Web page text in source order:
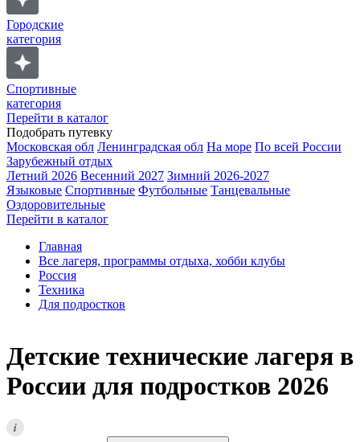
Городские
категория
Спортивные
категория
Перейти в каталог
Подобрать путевку
Московская обл Ленинградская обл На море По всей России
Зарубежный отдых
Летний 2026 Весенний 2027 Зимний 2026-2027
Языковые Спортивные Футбольные Танцевальные
Оздоровительные
Перейти в каталог
Главная
Все лагеря, программы отдыха, хобби клубы
Россия
Техника
Для подростков
Детские технические лагеря в
России для подростков 2026
i